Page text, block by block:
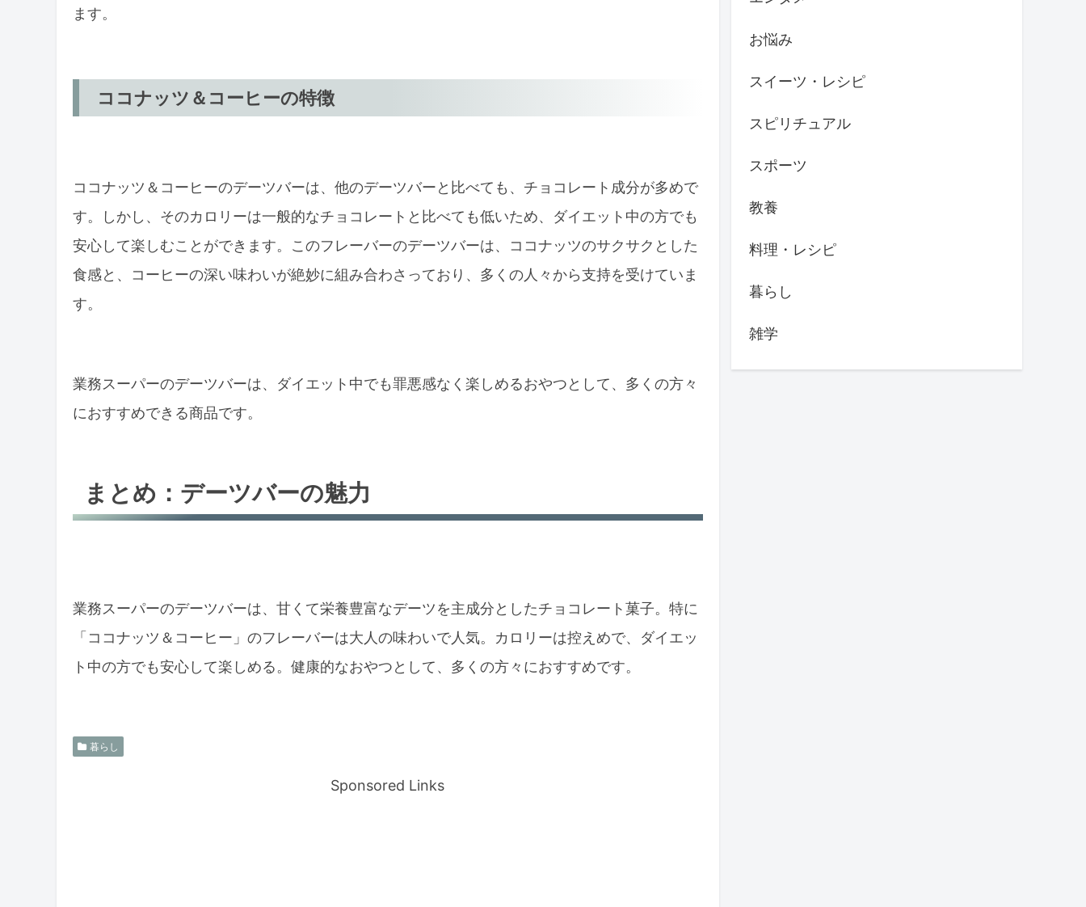
ます。
ココナッツ＆コーヒーの特徴
ココナッツ＆コーヒーのデーツバーは、他のデーツバーと比べても、チョコレート成分が多めで
す。しかし、そのカロリーは一般的なチョコレートと比べても低いため、ダイエット中の方でも
安心して楽しむことができます。このフレーバーのデーツバーは、ココナッツのサクサクとした
食感と、コーヒーの深い味わいが絶妙に組み合わさっており、多くの人々から支持を受けていま
す。
業務スーパーのデーツバーは、ダイエット中でも罪悪感なく楽しめるおやつとして、多くの方々
におすすめできる商品です。
まとめ：デーツバーの魅力
業務スーパーのデーツバーは、甘くて栄養豊富なデーツを主成分としたチョコレート菓子。特に
「ココナッツ＆コーヒー」のフレーバーは大人の味わいで人気。カロリーは控えめで、ダイエッ
ト中の方でも安心して楽しめる。健康的なおやつとして、多くの方々におすすめです。
暮らし
Sponsored Links
お悩み
スイーツ・レシピ
スピリチュアル
スポーツ
教養
料理・レシピ
暮らし
雑学